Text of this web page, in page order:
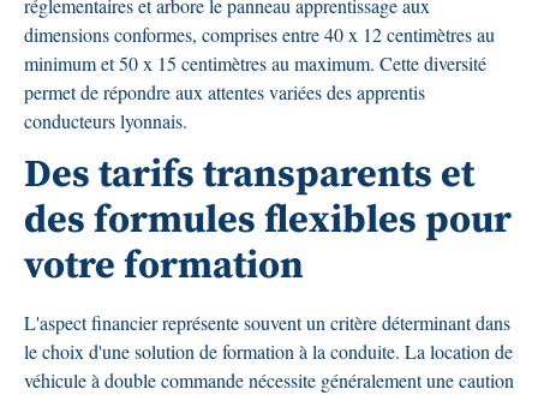
réglementaires et arbore le panneau apprentissage aux
dimensions conformes, comprises entre 40 x 12 centimètres au
minimum et 50 x 15 centimètres au maximum. Cette diversité
permet de répondre aux attentes variées des apprentis
conducteurs lyonnais.
Des tarifs transparents et
des formules flexibles pour
votre formation
L'aspect financier représente souvent un critère déterminant dans
le choix d'une solution de formation à la conduite. La location de
véhicule à double commande nécessite généralement une caution